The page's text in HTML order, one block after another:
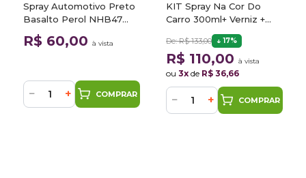
Spray Automotivo Preto
Basalto Perol NHB47
Honda Motos + Spray
Verniz 300ml
R$ 60,00 à vista
− + COMPRAR
KIT Spray Na Cor Do
Carro 300ml+ Verniz +
Primer + Massa + 2 Lixas
De: R$ 133,00 17%
R$ 110,00 à vista
ou 3x de R$ 36,66
− + COMPRAR